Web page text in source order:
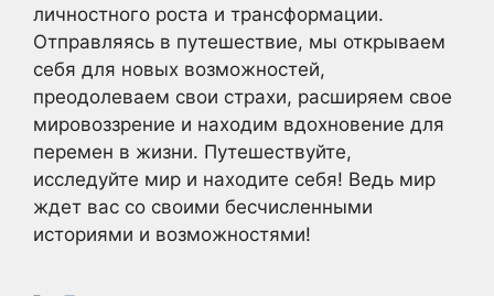
личностного роста и трансформации.
Отправляясь в путешествие, мы открываем
себя для новых возможностей,
преодолеваем свои страхи, расширяем свое
мировоззрение и находим вдохновение для
перемен в жизни. Путешествуйте,
исследуйте мир и находите себя! Ведь мир
ждет вас со своими бесчисленными
историями и возможностями!